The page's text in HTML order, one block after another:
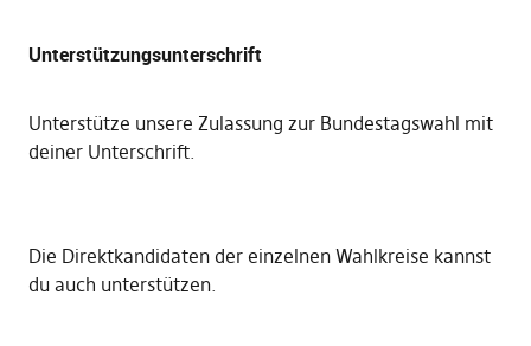
Unterstützungsunterschrift
Unterstütze unsere Zulassung zur Bundestagswahl mit
deiner Unterschrift.
Die Direktkandidaten der einzelnen Wahlkreise kannst
du auch unterstützen.